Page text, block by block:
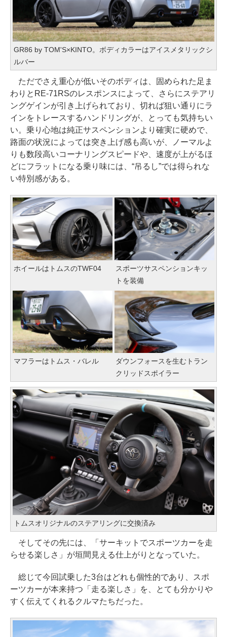
GR86 by TOM'S×KINTO。ボディカラーはアイスメタリックシ
ルバー
ただでさえ重心が低いそのボディは、固められた足ま
わりとRE-71RSのレスポンスによって、さらにステアリ
ングゲインが引き上げられており、切れば狙い通りにラ
インをトレースするハンドリングが、とっても気持ちい
い。乗り心地は純正サスペンションより確実に硬めで、
路面の状況によっては突き上げ感も高いが、ノーマルよ
りも数段高いコーナリングスピードや、速度が上がるほ
どにフラットになる乗り味には、“吊るし”では得られな
い特別感がある。
ホイールはトムスのTWF04
スポーツサスペンションキッ
トを装備
マフラーはトムス・バレル
ダウンフォースを生むトラン
クリッドスポイラー
トムスオリジナルのステアリングに交換済み
そしてその先には、「サーキットでスポーツカーを走
らせる楽しさ」が垣間見える仕上がりとなっていた。
総じて今回試乗した3台はどれも個性的であり、スポ
ーツカーが本来持つ「走る楽しさ」を、とても分かりや
すく伝えてくれるクルマたちだった。